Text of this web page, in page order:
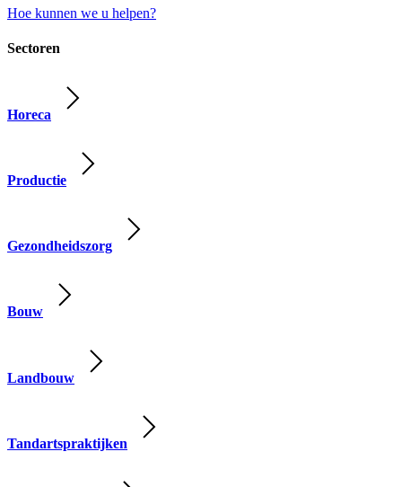
Hoe kunnen we u helpen?
Sectoren
Horeca
Productie
Gezondheidszorg
Bouw
Landbouw
Tandartspraktijken